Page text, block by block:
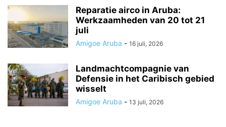
Reparatie airco in Aruba:
Werkzaamheden van 20 tot 21
juli
Amigoe Aruba - 16 juli, 2026
Landmachtcompagnie van
Defensie in het Caribisch gebied
wisselt
Amigoe Aruba - 13 juli, 2026